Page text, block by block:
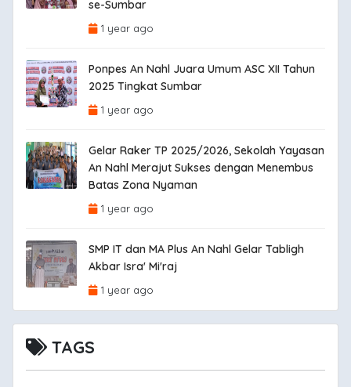
se-Sumbar
1 year ago
Ponpes An Nahl Juara Umum ASC XII Tahun
2025 Tingkat Sumbar
1 year ago
Gelar Raker TP 2025/2026, Sekolah Yayasan
An Nahl Merajut Sukses dengan Menembus
Batas Zona Nyaman
1 year ago
SMP IT dan MA Plus An Nahl Gelar Tabligh
Akbar Isra' Mi'raj
1 year ago
TAGS